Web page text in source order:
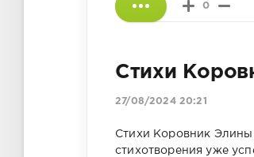
0
Стихи
27/08/2024 20:21
Стихи Коровник Элины
стихотворения уже